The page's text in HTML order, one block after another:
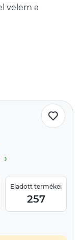
velem a
Eladott termékei
257